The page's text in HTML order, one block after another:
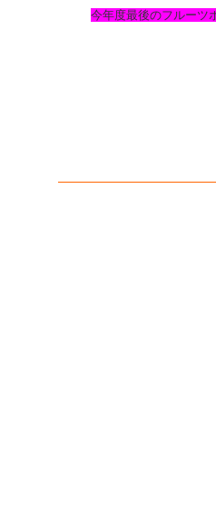
今年度最後のフルーツ